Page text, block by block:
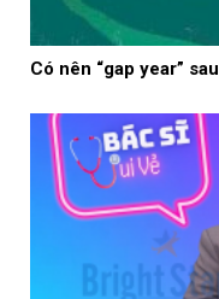
Có nên “gap year”